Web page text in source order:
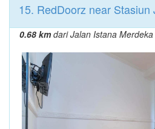
15. RedDoorz near
0.68 kmdari Jalan Istana Merdeka